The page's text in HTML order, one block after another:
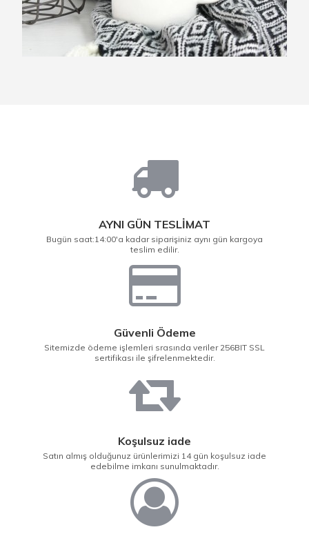
AYNI GÜN TESLİMAT
Bugün saat:14:00'a kadar siparişiniz aynı gün kargoya
teslim edilir.
Güvenli Ödeme
Sitemizde ödeme işlemleri srasında veriler 256BIT SSL
sertifikası ile şifrelenmektedir.
Koşulsuz iade
Satın almış olduğunuz ürünlerimizi 14 gün koşulsuz iade
edebilme imkanı sunulmaktadır.